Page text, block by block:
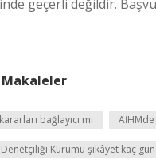
geçerli değildir.
Makaleler
bağlayıcı mı
Kurumu şikâyet kaç